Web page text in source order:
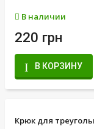
В наличии
220 грн
В КОРЗИНУ
Крюк для